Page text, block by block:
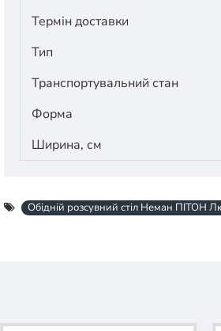
Термін доставки
Тип
Транспортувальний стан
Форма
Ширина, см
Обідній розсувний стіл Неман ПІТОН